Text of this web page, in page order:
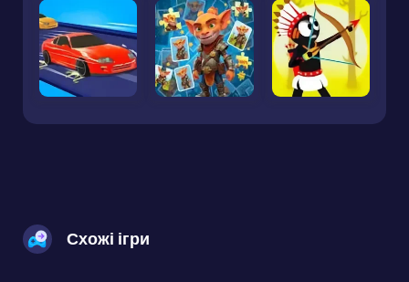
Схожі ігри